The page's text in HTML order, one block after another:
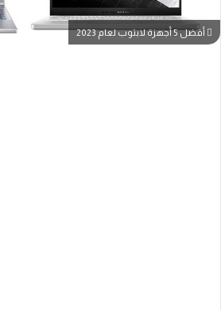
أفضل 5 أجهزة لابتوب لعام 2023